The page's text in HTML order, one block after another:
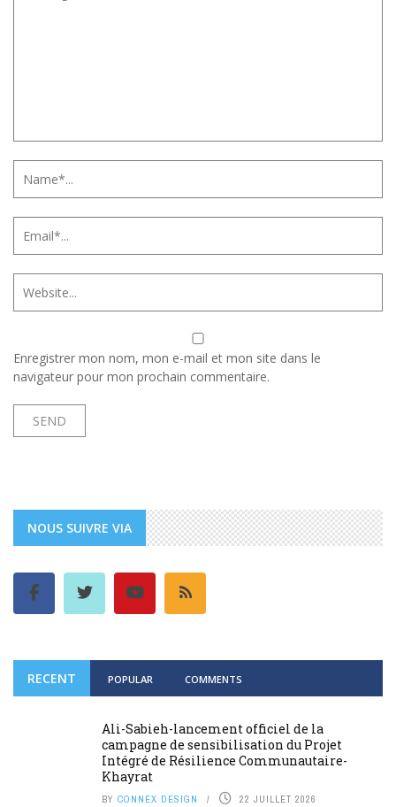
Enregistrer mon nom, mon e-mail et mon site dans le
navigateur pour mon prochain commentaire.
NOUS SUIVRE VIA
RECENT POPULAR COMMENTS
Ali-Sabieh-lancement officiel de la
campagne de sensibilisation du Projet
Intégré de Résilience Communautaire-
Khayrat
BY CONNEX DESIGN 22 JUILLET 2026